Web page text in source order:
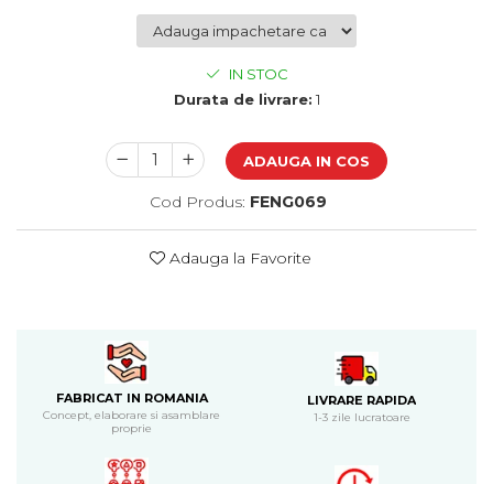
Cadouri pentru cea mai buna
Cadouri pentru bunici
IN STOC
Durata de livrare: 1
ADAUGA IN COS
Cod Produs: FENG069
Adauga la Favorite
FABRICAT IN ROMANIA
Concept, elaborare si asamblare
proprie
LIVRARE RAPIDA
1-3 zile lucratoare